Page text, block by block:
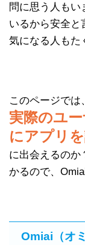
問に思う人もい
いるから安全と
気になる人もた
このページでは、
実際のユ
にアプリを
に出会えるのか
かるので、
Omiai（オ